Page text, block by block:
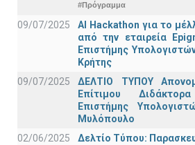
#Πρόγραμμα
09/07/2025
AI Hackathon για το
από την εταιρεία
Επιστήμης
Κρήτης
09/07/2025
ΔΕΛΤΙΟ ΤΥΠΟΥ
Επίτιμου
Επιστήμης
Μυλόπουλο
02/06/2025
Δελτίο Τύπου: